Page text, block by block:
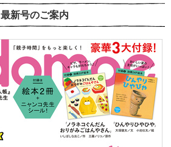
最新号のご案内